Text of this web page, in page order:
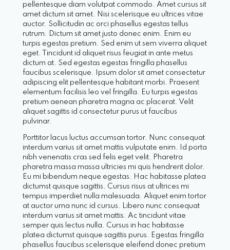
pellentesque diam volutpat commodo. Amet cursus sit
amet dictum sit amet. Nisi scelerisque eu ultrices vitae
auctor. Sollicitudin ac orci phasellus egestas tellus
rutrum. Dictum sit amet justo donec enim. Enim eu
turpis egestas pretium. Sed enim ut sem viverra aliquet
eget. Tincidunt id aliquet risus feugiat in ante metus
dictum at. Sed egestas egestas fringilla phasellus
faucibus scelerisque. Ipsum dolor sit amet consectetur
adipiscing elit pellentesque habitant morbi. Praesent
elementum facilisis leo vel fringilla. Eu turpis egestas
pretium aenean pharetra magna ac placerat. Velit
aliquet sagittis id consectetur purus ut faucibus
pulvinar.
Porttitor lacus luctus accumsan tortor. Nunc consequat
interdum varius sit amet mattis vulputate enim. Id porta
nibh venenatis cras sed felis eget velit. Pharetra
pharetra massa massa ultricies mi quis hendrerit dolor.
Eu mi bibendum neque egestas. Hac habitasse platea
dictumst quisque sagittis. Cursus risus at ultrices mi
tempus imperdiet nulla malesuada. Aliquet enim tortor
at auctor urna nunc id cursus. Libero nunc consequat
interdum varius sit amet mattis. Ac tincidunt vitae
semper quis lectus nulla. Cursus in hac habitasse
platea dictumst quisque sagittis purus. Egestas fringilla
phasellus faucibus scelerisque eleifend donec pretium